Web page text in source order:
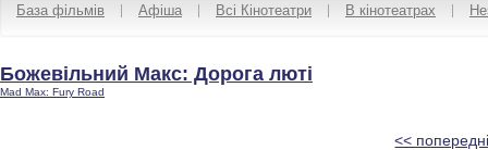
База фільмів Афіша Всі Кінотеатри В кінотеатрах
Божевільний Макс: Дорога люті
Mad Max: Fury Road
<<